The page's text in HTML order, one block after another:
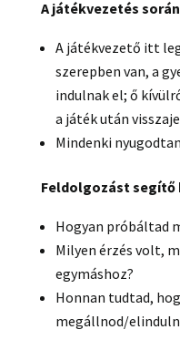
A játékvezetés
A játékvezető itt
szerepben van, a
indulnak el; ő
a játék után
Mindenki
Feldolgozást segítő
Hogyan próbáltad
Milyen érzés volt,
egymáshoz?
Honnan tudtad,
megállnod/